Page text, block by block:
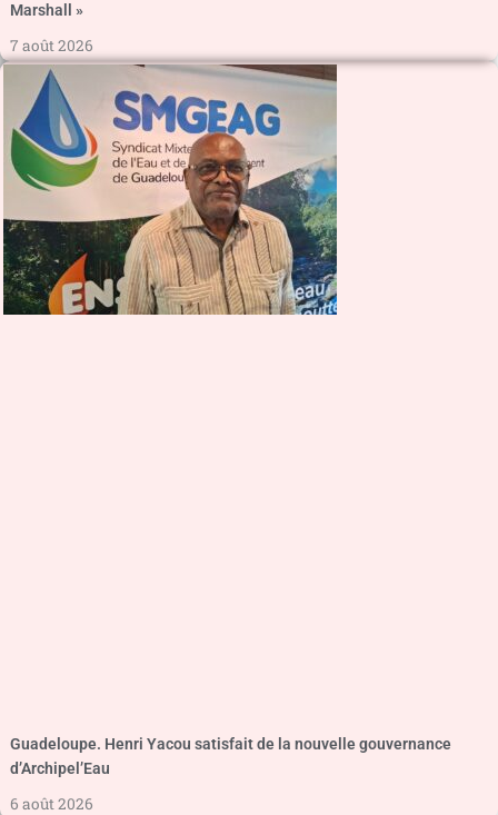
Marshall »
7 août 2026
Guadeloupe. Henri Yacou satisfait de la nouvelle gouvernance
d’Archipel’Eau
6 août 2026